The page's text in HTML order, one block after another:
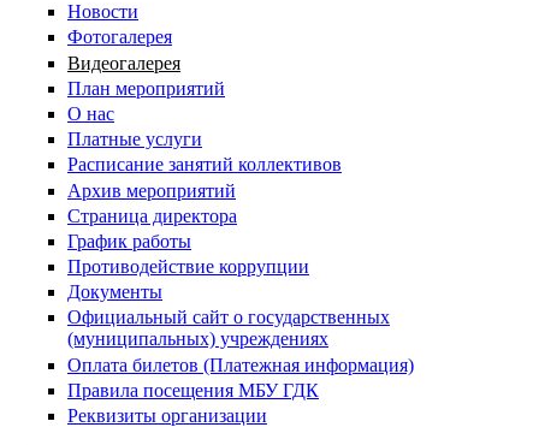
Новости
Фотогалерея
Видеогалерея
План мероприятий
О нас
Платные услуги
Расписание занятий коллективов
Архив мероприятий
Страница директора
График работы
Противодействие коррупции
Документы
Официальный сайт о государственных
(муниципальных) учреждениях
Оплата билетов (Платежная информация)
Правила посещения МБУ ГДК
Реквизиты организации